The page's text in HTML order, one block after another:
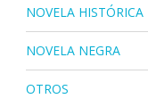
NOVELA HISTÓRICA
NOVELA NEGRA
OTROS